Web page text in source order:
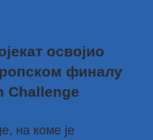
освојио
финалу
Challenge
, на коме је